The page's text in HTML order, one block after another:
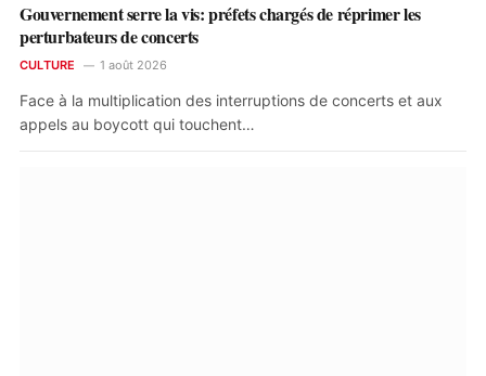
Gouvernement serre la vis: préfets chargés de réprimer les
perturbateurs de concerts
CULTURE 1 août 2026
Face à la multiplication des interruptions de concerts et aux
appels au boycott qui touchent…